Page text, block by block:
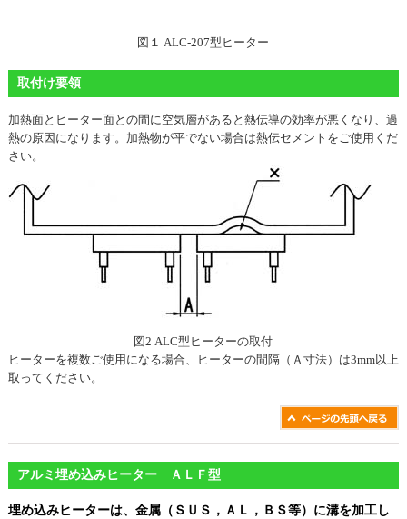
図１ ALC-207型ヒーター
取付け要領
加熱面とヒーター面との間に空気層があると熱伝導の効率が悪くなり、過
熱の原因になります。加熱物が平でない場合は熱伝セメントをご使用くだ
さい。
図2 ALC型ヒーターの取付
ヒーターを複数ご使用になる場合、ヒーターの間隔（Ａ寸法）は3mm以上
取ってください。
アルミ埋め込みヒーター ＡＬＦ型
埋め込みヒーターは、金属（ＳＵＳ，ＡＬ，ＢＳ等）に溝を加工し